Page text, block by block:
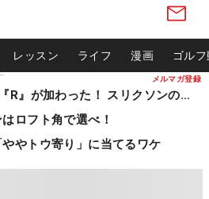
メルマガ登録
レッスン ライフ 漫画 ゴル
『4』が消え『R』が加わった！ スリクソンの新作
ロフト角で選べ！
やトウ寄り」に当てるワケ